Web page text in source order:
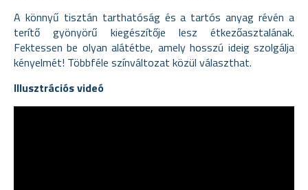
A könnyű tisztán tarthatóság és a tartós anyag révén a
terítő gyönyörű kiegészítője lesz étkezőasztalának.
Fektessen be olyan alátétbe, amely hosszú ideig szolgálja
kényelmét! Többféle színváltozat közül választhat.
Illusztrációs videó